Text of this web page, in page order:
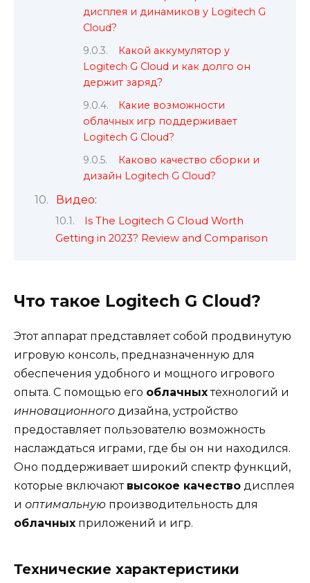
дисплея и динамиков у Logitech G
Cloud?
Какой аккумулятор у
Logitech G Cloud и как долго он
держит заряд?
Какие возможности
облачных игр поддерживает
Logitech G Cloud?
Каково качество сборки и
дизайн Logitech G Cloud?
Видео:
Is The Logitech G Cloud Worth
Getting in 2023? Review and Comparison
Что такое Logitech G Cloud?
Этот аппарат представляет собой продвинутую
игровую консоль, предназначенную для
обеспечения удобного и мощного игрового
опыта. С помощью его облачныхтехнологий и
инновационного дизайна, устройство
предоставляет пользователю возможность
наслаждаться играми, где бы он ни находился.
Оно поддерживает широкий спектр функций,
которые включают высокое качество дисплея
и оптимальную производительность для
облачных приложений и игр.
Технические характеристики